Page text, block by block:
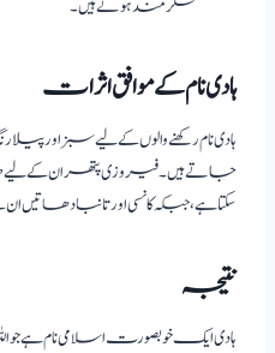
فکر مند ہوتے ہیں۔
ہادی نام کے موافق اثرات
ہادی نام رکھنے والوں کے لیے سبز
جاتے ہیں۔ فیروزی پتھر ان کے
سکتا ہے، جبکہ کانسی اور تانبا
نتیجہ
ہادی ایک خوبصورت اسلامی نام ہے جو